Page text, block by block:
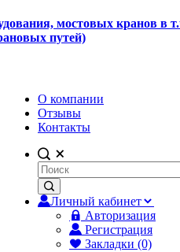
мостовых кранов в
путей)
О компании
Отзывы
Контакты
Личный кабинет
Авторизация
Регистрация
Закладки (0)